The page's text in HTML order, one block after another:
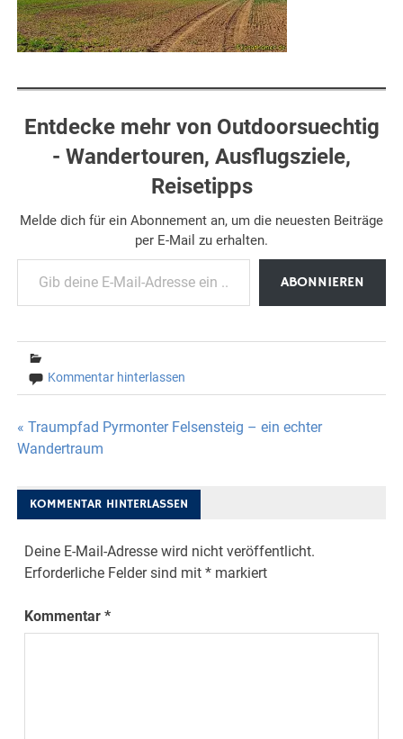
Entdecke mehr von Outdoorsuechtig
- Wandertouren, Ausflugsziele,
Reisetipps
Melde dich für ein Abonnement an, um die neuesten Beiträge
per E-Mail zu erhalten.
Gib deine E-Mail-Adresse ein ...
ABONNIEREN
Kommentar hinterlassen
Beitragsnavigation
« Traumpfad Pyrmonter Felsensteig – ein echter
Wandertraum
KOMMENTAR HINTERLASSEN
Deine E-Mail-Adresse wird nicht veröffentlicht.
Erforderliche Felder sind mit* markiert
Kommentar*